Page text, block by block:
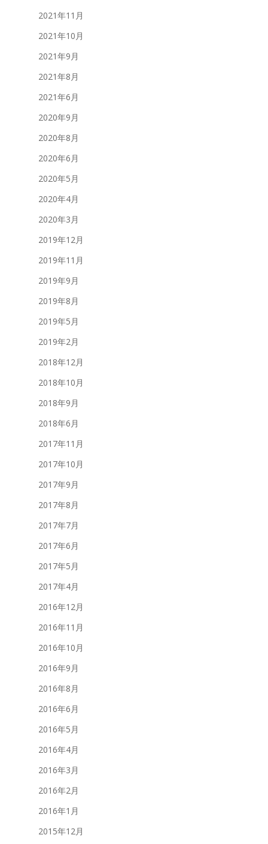
2021年11月
2021年10月
2021年9月
2021年8月
2021年6月
2020年9月
2020年8月
2020年6月
2020年5月
2020年4月
2020年3月
2019年12月
2019年11月
2019年9月
2019年8月
2019年5月
2019年2月
2018年12月
2018年10月
2018年9月
2018年6月
2017年11月
2017年10月
2017年9月
2017年8月
2017年7月
2017年6月
2017年5月
2017年4月
2016年12月
2016年11月
2016年10月
2016年9月
2016年8月
2016年6月
2016年5月
2016年4月
2016年3月
2016年2月
2016年1月
2015年12月